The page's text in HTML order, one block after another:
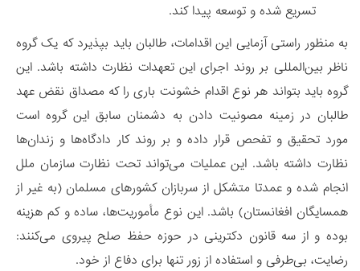
تسریع شده و توسعه پیدا کند.
به منظور راستی آزمایی این اقدامات، طالبان باید بپذیرد که یک گروه
ناظر بین‌المللی بر روند اجرای این تعهدات نظارت داشته باشد. این
گروه باید بتواند هر نوع اقدام خشونت باری را که مصداق نقض عهد
طالبان در زمینه مصونیت دادن به دشمنان سابق این گروه است
مورد تحقیق و تفحص قرار داده و بر روند کار دادگاه‌ها و زندان‌ها
نظارت داشته باشد. این عملیات می‌تواند تحت نظارت سازمان ملل
انجام شده و عمدتا متشکل از سربازان کشورهای مسلمان (به غیر از
همسایگان افغانستان) باشد. این نوع مأموریت‌ها، ساده و کم هزینه
بوده و از سه قانون دکترینی در حوزه حفظ صلح پیروی می‌کنند:
رضایت، بی‌طرفی و استفاده از زور تنها برای دفاع از خود.